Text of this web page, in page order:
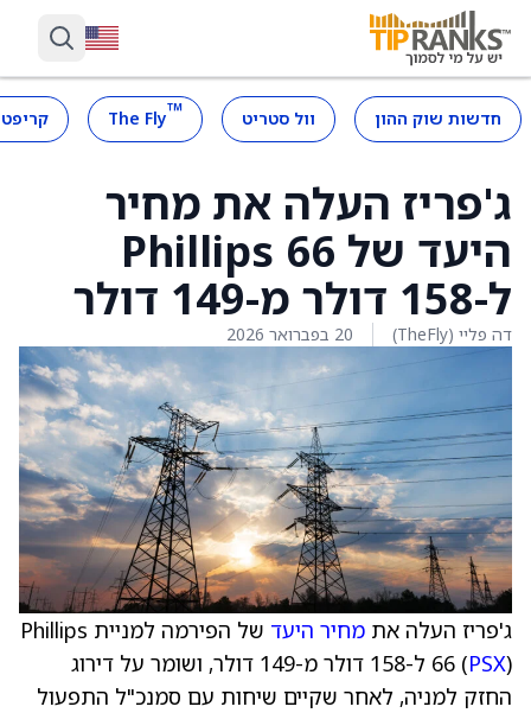
חדשות שוק ההון וול סטריט ™
The Fly
ג'פריז העלה את מחיר
היעד של Phillips 66
ל-158 דולר מ-149 דולר
דה פליי (TheFly) 20 בפברואר 2026
ג'פריז העלה את מחיר היעד
של הפירמה למניית Phillips
66 (PSX
) ל-158 דולר מ-149 דולר, ושומר על דירוג
החזק למניה, לאחר שקיים שיחות עם סמנכ"ל התפעול